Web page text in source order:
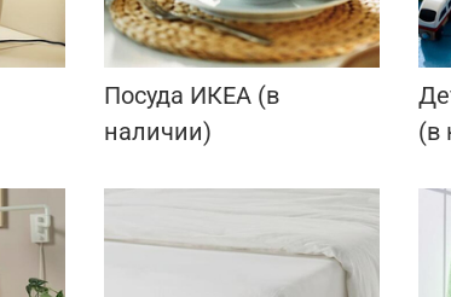
Посуда ИКЕА (в
наличии)
(в